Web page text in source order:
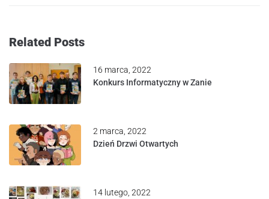
Related Posts
16 marca, 2022
Konkurs Informatyczny w Zanie
2 marca, 2022
Dzień Drzwi Otwartych
14 lutego, 2022